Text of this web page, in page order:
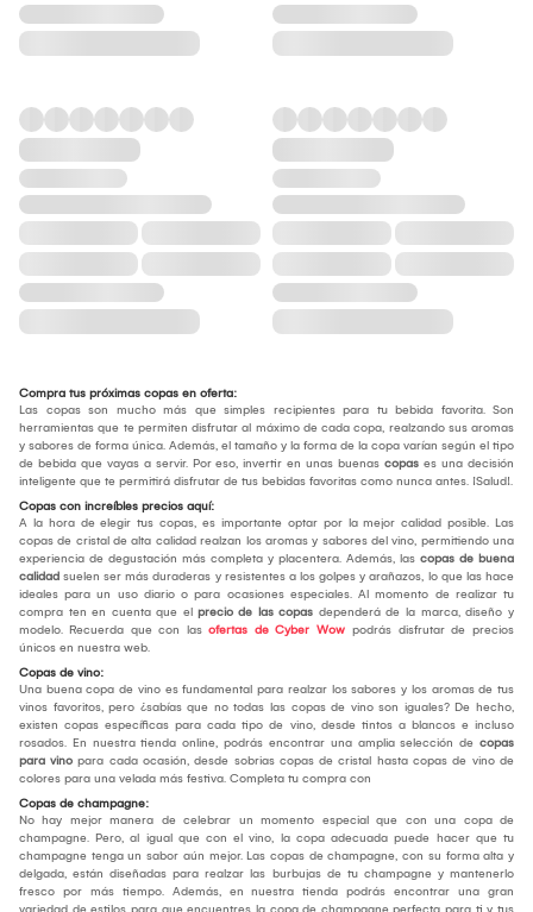
Compra tus próximas copas en oferta:
Las copas son mucho más que simples recipientes para tu bebida favorita. Son
herramientas que te permiten disfrutar al máximo de cada copa, realzando sus aromas
y sabores de forma única. Además, el tamaño y la forma de la copa varían según el tipo
de bebida que vayas a servir. Por eso, invertir en unas buenas copas es una decisión
inteligente que te permitirá disfrutar de tus bebidas favoritas como nunca antes. ¡Salud!.
Copas con increíbles precios aquí:
A la hora de elegir tus copas, es importante optar por la mejor calidad posible. Las
copas de cristal de alta calidad realzan los aromas y sabores del vino, permitiendo una
experiencia de degustación más completa y placentera. Además, las copas de buena
calidad suelen ser más duraderas y resistentes a los golpes y arañazos, lo que las hace
ideales para un uso diario o para ocasiones especiales. Al momento de realizar tu
compra ten en cuenta que el precio de las copas dependerá de la marca, diseño y
modelo. Recuerda que con las ofertas de Cyber Wow podrás disfrutar de precios
únicos en nuestra web.
Copas de vino:
Una buena copa de vino es fundamental para realzar los sabores y los aromas de tus
vinos favoritos, pero ¿sabías que no todas las copas de vino son iguales? De hecho,
existen copas específicas para cada tipo de vino, desde tintos a blancos e incluso
rosados. En nuestra tienda online, podrás encontrar una amplia selección de copas
para vino para cada ocasión, desde sobrias copas de cristal hasta copas de vino de
colores para una velada más festiva. Completa tu compra con
Copas de champagne:
No hay mejor manera de celebrar un momento especial que con una copa de
champagne. Pero, al igual que con el vino, la copa adecuada puede hacer que tu
champagne tenga un sabor aún mejor. Las copas de champagne, con su forma alta y
delgada, están diseñadas para realzar las burbujas de tu champagne y mantenerlo
fresco por más tiempo. Además, en nuestra tienda podrás encontrar una gran